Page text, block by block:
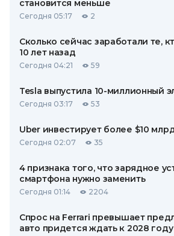
становится меньше
Сегодня 05:17 2
Сколько сейчас заработали те,
10 лет назад
Сегодня 04:21 59
Tesla выпустила 10-миллионный
Сегодня 03:17 53
Uber инвестирует более $10
Сегодня 02:07 35
4 признака того, что зарядное
смартфона нужно заменить
Сегодня 01:14 2204
Спрос на Ferrari превышает
авто придется ждать к 2028 году